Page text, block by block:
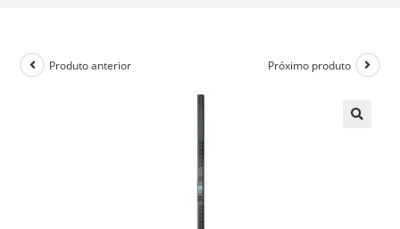
Produto anterior Próximo produto